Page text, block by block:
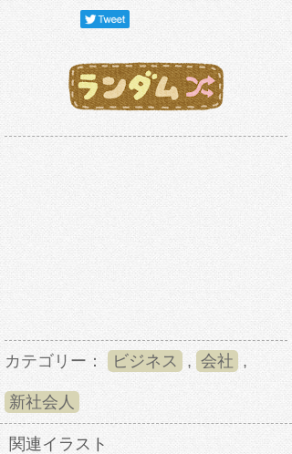
カテゴリー： ビジネス , 会社 ,
新社会人
関連イラスト